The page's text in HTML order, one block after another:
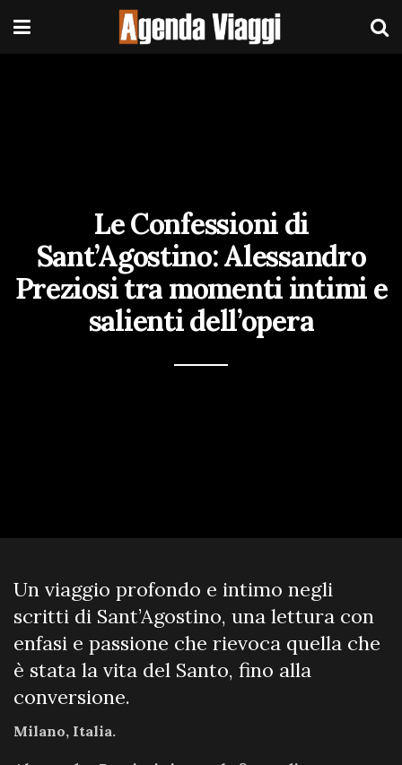
Le Confessioni di
Sant’Agostino: Alessandro
Preziosi tra momenti intimi e
salienti dell’opera
Un viaggio profondo e intimo negli
scritti di Sant’Agostino, una lettura con
enfasi e passione che rievoca quella che
è stata la vita del Santo, fino alla
conversione.
Milano, Italia.